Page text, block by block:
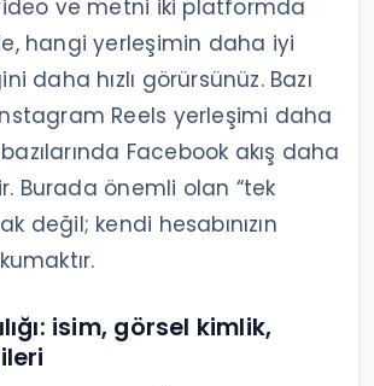
ve metni iki platformda
hangi yerleşimin daha iyi
daha hızlı görürsünüz. Bazı
Reels yerleşimi daha
bazılarında Facebook akış daha
Burada önemli olan “tek
değil; kendi hesabınızın
isim, görsel kimlik,